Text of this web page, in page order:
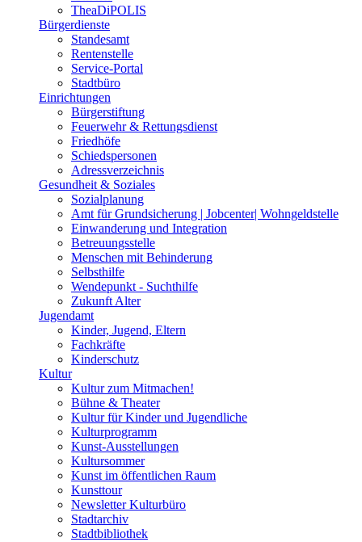
TheaDiPOLIS
Bürgerdienste
Standesamt
Rentenstelle
Service-Portal
Stadtbüro
Einrichtungen
Bürgerstiftung
Feuerwehr & Rettungsdienst
Friedhöfe
Schiedspersonen
Adressverzeichnis
Gesundheit & Soziales
Sozialplanung
Amt für Grundsicherung | Jobcenter| Wohngeldstelle
Einwanderung und Integration
Betreuungsstelle
Menschen mit Behinderung
Selbsthilfe
Wendepunkt - Suchthilfe
Zukunft Alter
Jugendamt
Kinder, Jugend, Eltern
Fachkräfte
Kinderschutz
Kultur
Kultur zum Mitmachen!
Bühne & Theater
Kultur für Kinder und Jugendliche
Kulturprogramm
Kunst-Ausstellungen
Kultursommer
Kunst im öffentlichen Raum
Kunsttour
Newsletter Kulturbüro
Stadtarchiv
Stadtbibliothek